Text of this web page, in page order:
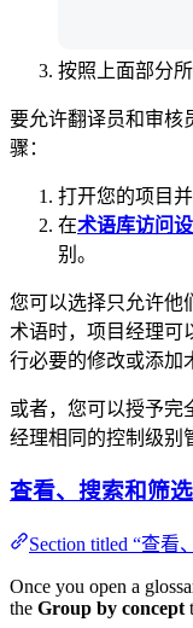
按照上面部分
要允许翻译员和审核
骤：
打开您的项目
在术语库访问
别。
您可以选择只允许他
术语时，项目经理可
行必要的修改或添加
或者，您可以授予完
经理相同的控制级别
查看、搜索和筛
Section titled “查
Once you open a
the Group by concept